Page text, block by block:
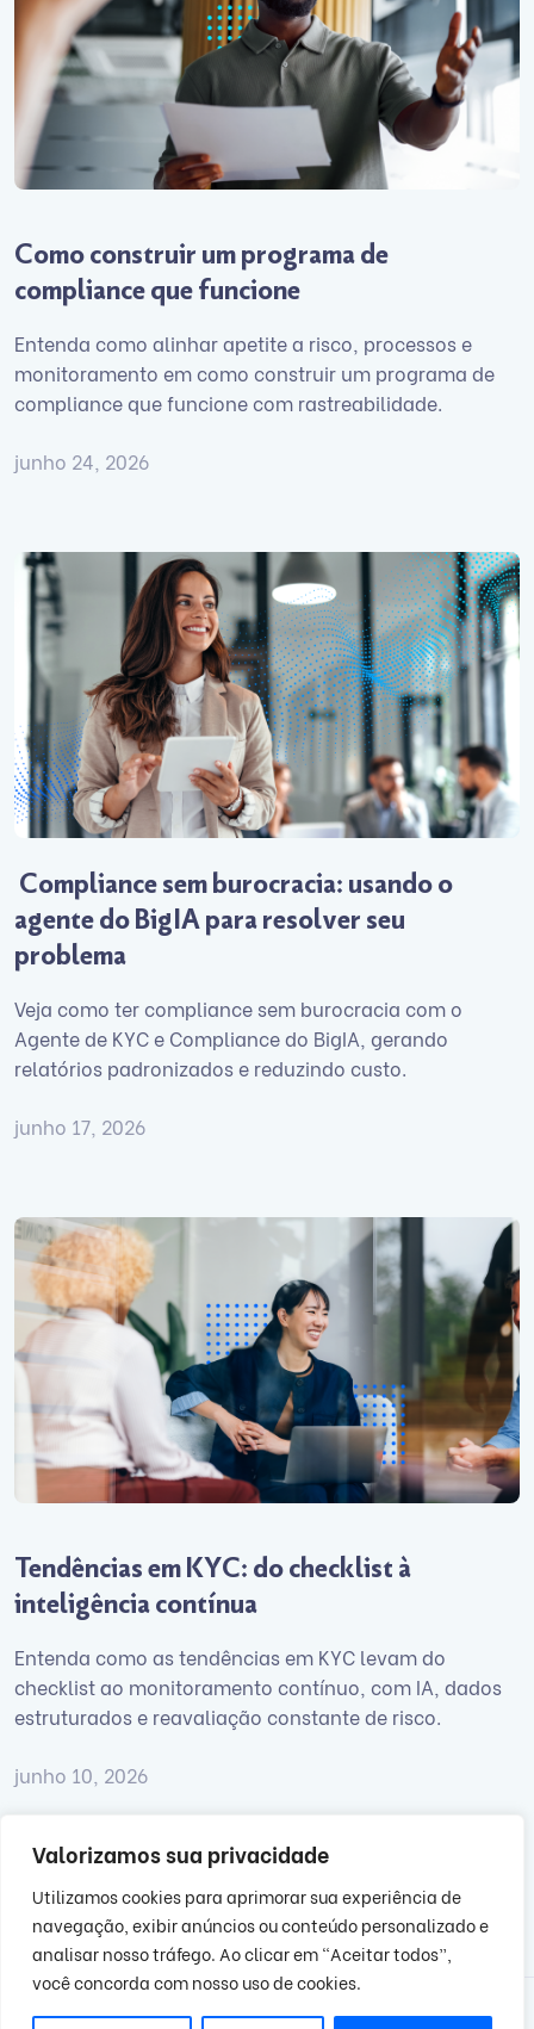
Valorizamos sua privacidade
Utilizamos cookies para aprimorar sua experiência de
navegação, exibir anúncios ou conteúdo personalizado e
analisar nosso tráfego. Ao clicar em “Aceitar todos”,
você concorda com nosso uso de cookies.
Como construir um programa de
compliance que funcione
Entenda como alinhar apetite a risco, processos e
monitoramento em como construir um programa de
compliance que funcione com rastreabilidade.
junho 24, 2026
Compliance sem burocracia: usando o
agente do BigIA para resolver seu
problema
Veja como ter compliance sem burocracia com o
Agente de KYC e Compliance do BigIA, gerando
relatórios padronizados e reduzindo custo.
junho 17, 2026
Tendências em KYC: do checklist à
inteligência contínua
Entenda como as tendências em KYC levam do
checklist ao monitoramento contínuo, com IA, dados
estruturados e reavaliação constante de risco.
junho 10, 2026
1 2 3 … 20 21 22